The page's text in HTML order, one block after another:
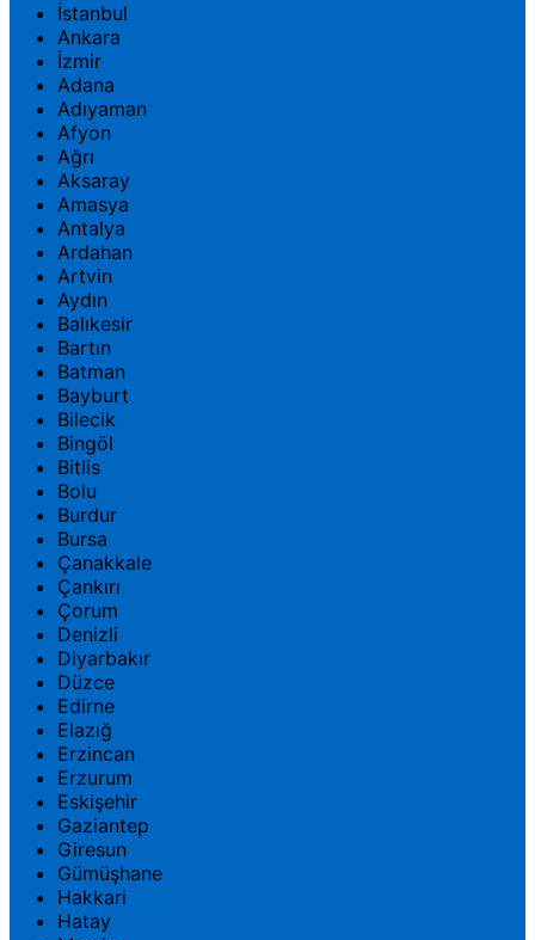
İstanbul
Ankara
İzmir
Adana
Adıyaman
Afyon
Ağrı
Aksaray
Amasya
Antalya
Ardahan
Artvin
Aydın
Balıkesir
Bartın
Batman
Bayburt
Bilecik
Bingöl
Bitlis
Bolu
Burdur
Bursa
Çanakkale
Çankırı
Çorum
Denizli
Diyarbakır
Düzce
Edirne
Elazığ
Erzincan
Erzurum
Eskişehir
Gaziantep
Giresun
Gümüşhane
Hakkari
Hatay